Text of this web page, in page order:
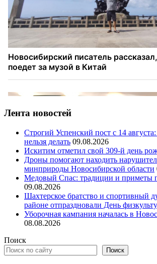
Лента новостей
Строгий Успенский пост с 14
нельзя делать 09.08.2026
Искитим отметил свой 309-й день
Дроны помогают находить
минприроды Новосибирской области
Медовый Спас: традиции и приметы
09.08.2026
Шахтерское братство и спортивный
районе отпраздновали День
Уборочная кампания началась в
08.08.2026
Поиск
Поиск